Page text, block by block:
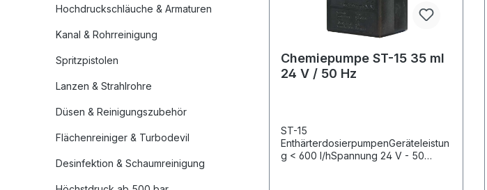
Hochdruckschläuche & Armaturen
Kanal & Rohrreinigung
Spritzpistolen
Lanzen & Strahlrohre
Düsen & Reinigungszubehör
Flächenreiniger & Turbodevil
Desinfektion & Schaumreinigung
Chemiepumpe ST-15 35 ml
24 V / 50 Hz
ST-15
EnthärterdosierpumpenGeräteleistun
g < 600 l/hSpannung 24 V - 50